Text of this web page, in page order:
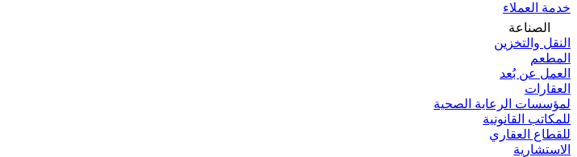
خدمة العملاء
الصناعة
النقل والتخزين
المطعم
العمل عن بُعد
العقارات
لمؤسسات الرعاية الصحية
للمكاتب القانونية
للقطاع العقاري
الاستشارية